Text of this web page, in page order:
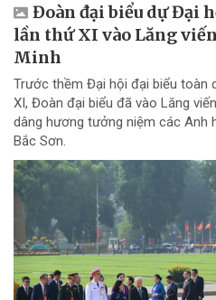
Đoàn đại biểu dự Đại
lần thứ XI vào Lăng
Minh
Trước thềm Đại hội đại biểu toàn
XI, Đoàn đại biểu đã vào Lăng
dâng hương tưởng niệm các Anh
Bắc Sơn.